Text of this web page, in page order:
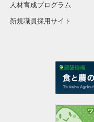
人材育成プログラム
新規職員採用サイト